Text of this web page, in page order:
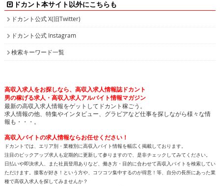
ドカント本サイト以外にこちらも
ドカント公式 X(旧Twitter)
ドカント公式 Instagram
検索キーワード一覧
高収入求人をお探しなら、高収入求人情報誌ドカント
男の稼げる求人・高収入求人アルバイト情報マガジン
最新の高収入求人情報をゲットしてドカント稼ごう。
求人情報の他、特集やインタビュー、グラビアなど仕事を探しながら様々な情
報も・・・。
高収入バイトの求人情報ならお任せください！
ドカントでは、エリア別・業種別に高収入バイト情報を幅広く掲載しております。
注目のピックアップ求人も定期的に更新して参りますので、是非チェックしてみてください。
日払いや即決求人、また社員登用ありなど、働き方・目的に合わせて高収入バイトを検索してい
ただけます。接客が好き！という方や、コツコツ集中するのが得意！等、自分の長所にあった業
種で高収入求人を探してみませんか？